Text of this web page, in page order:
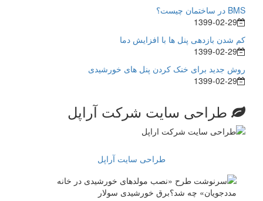
BMS در ساختمان چیست؟
1399-02-29
کم شدن بازدهی پنل ها با افزایش دما
1399-02-29
روش جدید برای خنک کردن پنل های خورشیدی
1399-02-29
طراحی سایت شرکت آراپل
طراحی سایت آراپل